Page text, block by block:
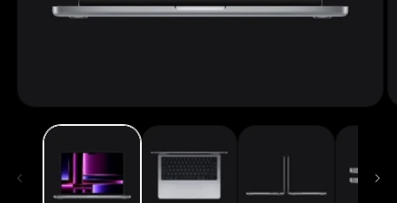
elemento
multimedia
una
ventana